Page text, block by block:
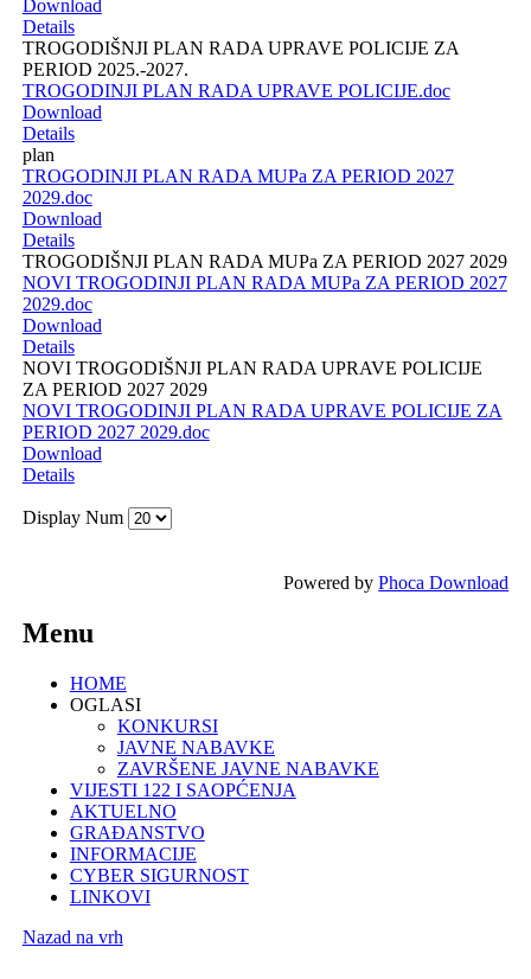
Download
Details
TROGODIŠNJI PLAN RADA UPRAVE POLICIJE ZA
PERIOD 2025.-2027.
TROGODINJI PLAN RADA UPRAVE POLICIJE.doc
Download
Details
plan
TROGODINJI PLAN RADA MUPa ZA PERIOD 2027
2029.doc
Download
Details
TROGODIŠNJI PLAN RADA MUPa ZA PERIOD 2027 2029
NOVI TROGODINJI PLAN RADA MUPa ZA PERIOD 2027
2029.doc
Download
Details
NOVI TROGODIŠNJI PLAN RADA UPRAVE POLICIJE
ZA PERIOD 2027 2029
NOVI TROGODINJI PLAN RADA UPRAVE POLICIJE ZA
PERIOD 2027 2029.doc
Download
Details
Display Num
Powered byPhoca Download
Menu
HOME
OGLASI
KONKURSI
JAVNE NABAVKE
ZAVRŠENE JAVNE NABAVKE
VIJESTI 122 I SAOPĆENJA
AKTUELNO
GRAĐANSTVO
INFORMACIJE
CYBER SIGURNOST
LINKOVI
Nazad na vrh